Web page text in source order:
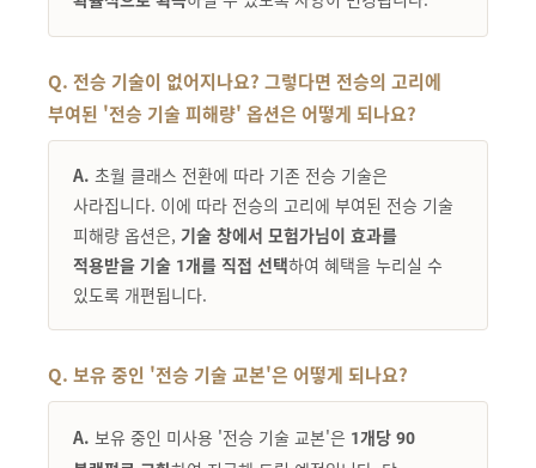
Q. 전승 기술이 없어지나요? 그렇다면 전승의 고리에
부여된 '전승 기술 피해량' 옵션은 어떻게 되나요?
A. 초월 클래스 전환에 따라 기존 전승 기술은
사라집니다. 이에 따라 전승의 고리에 부여된 전승 기술
피해량 옵션은, 기술 창에서 모험가님이 효과를
적용받을 기술 1개를 직접 선택하여 혜택을 누리실 수
있도록 개편됩니다.
Q. 보유 중인 '전승 기술 교본'은 어떻게 되나요?
A. 보유 중인 미사용 '전승 기술 교본'은 1개당 90